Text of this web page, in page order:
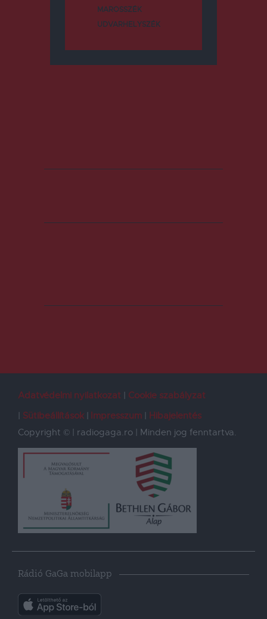
MAROSSZÉK
UDVARHELYSZÉK
Adatvédelmi nyilatkozat
Cookie szabályzat
Sütibeállítások
Impresszum
Hibajelentés
Copyright © | radiogaga.ro | Minden jog fenntartva.
Rádió GaGa mobilapp